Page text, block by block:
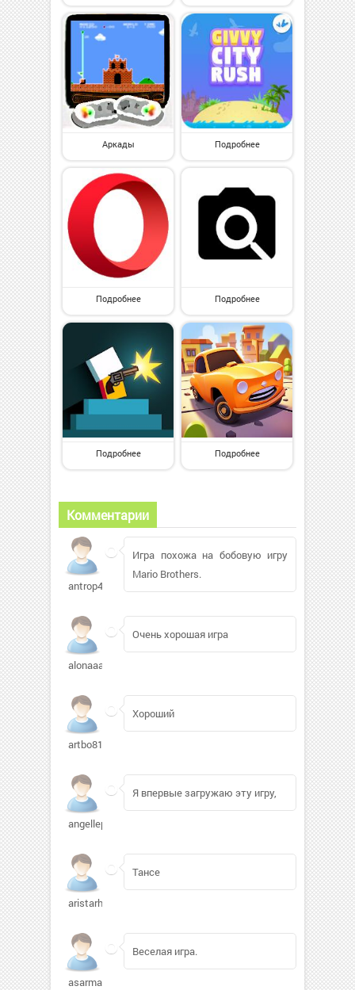
Аркады Подробнее
Подробнее Подробнее
Подробнее Подробнее
Комментарии
antrop481
Игра похожа на бобовую игру
Mario Brothers.
alonaaa2
Очень хорошая игра
artbo81
Хороший
angellep48
Я впервые загружаю эту игру,
aristarhov
Тансе
asarman
Веселая игра.